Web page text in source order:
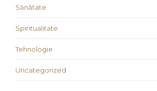
Sănătate
Spiritualitate
Tehnologie
Uncategorized